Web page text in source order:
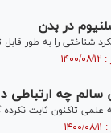
در بدن
شناختی را به طور
سالم چه ارتباطی
تاکنون ثابت نکرده